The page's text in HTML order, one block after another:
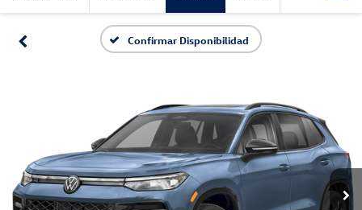
Confirmar Disponibilidad